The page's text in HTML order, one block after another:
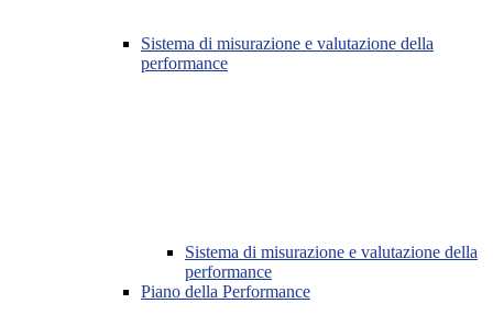
Sistema di misurazione e valutazione della
performance
Sistema di misurazione e valutazione della
performance
Piano della Performance